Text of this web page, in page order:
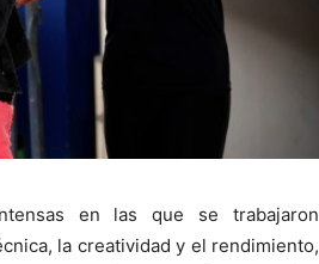
en las que se trabajaron
la creatividad y el rendimiento,